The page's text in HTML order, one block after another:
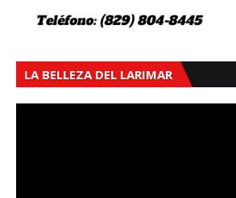
LA BELLEZA DEL LARIMAR